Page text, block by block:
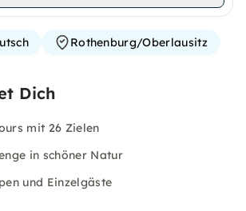
Rothenburg/Oberlausitz
Dich
mit 26 Zielen
in schöner Natur
und Einzelgäste